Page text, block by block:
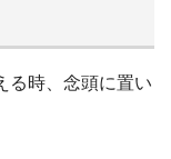
る時、念頭に置い